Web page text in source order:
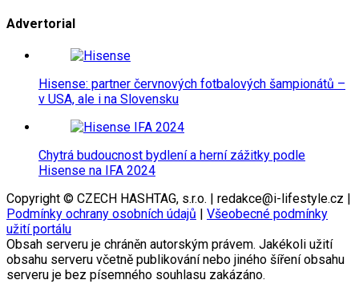
Advertorial
Hisense: partner červnových fotbalových šampionátů –
v USA, ale i na Slovensku
Chytrá budoucnost bydlení a herní zážitky podle
Hisense na IFA 2024
Copyright © CZECH HASHTAG, s.r.o. | redakce@i-lifestyle.cz |
Podmínky ochrany osobních údajů
Všeobecné podmínky
užití portálu
Obsah serveru je chráněn autorským právem. Jakékoli užití
obsahu serveru včetně publikování nebo jiného šíření obsahu
serveru je bez písemného souhlasu zakázáno.